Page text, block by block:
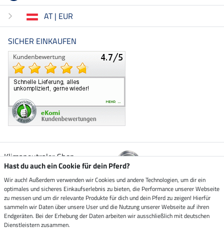
AT | EUR
SICHER EINKAUFEN
Klimaneutraler Shop
Zustellung durch
Sicher bezahlen mit
Hast du auch ein Cookie für dein Pferd?
Wir auch! Außerdem verwenden wir Cookies und andere Technologien, um dir ein
optimales und sicheres Einkaufserlebnis zu bieten, die Performance unserer Webseite
zu messen und um dir relevante Produkte für dich und dein Pferd zu zeigen! Hierfür
sammeln wir Daten über unsere User und die Nutzung unserer Webseite auf ihren
Endgeräten. Bei der Erhebung der Daten arbeiten wir ausschließlich mit deutschen
Dienstleistern zusammen.